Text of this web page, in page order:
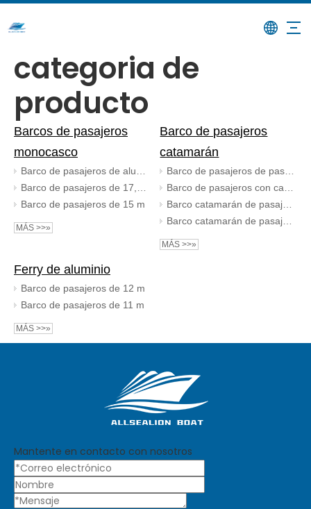
categoria de
producto
Barcos de pasajeros
monocasco
Barco de pasajeros de 15 m
MÁS >>»
Barco de pasajeros
catamarán
MÁS >>»
Ferry de aluminio
Barco de pasajeros de 12 m
Barco de pasajeros de 11 m
MÁS >>»
Mantente en contacto con nosotros